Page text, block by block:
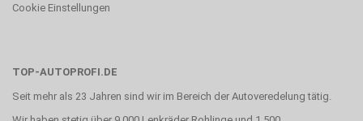
Cookie Einstellungen
TOP-AUTOPROFI.DE
Seit mehr als 23 Jahren sind wir im Bereich der Autoveredelung tätig.